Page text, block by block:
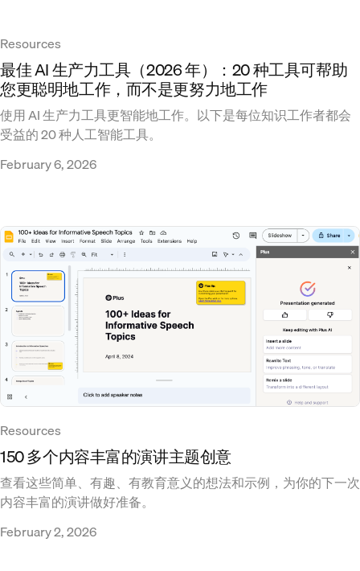
Resources
最佳 AI 生产力工具（2026 年）：20 种工具可帮助
您更聪明地工作，而不是更努力地工作
使用 AI 生产力工具更智能地工作。以下是每位知识工作者都会
受益的 20 种人工智能工具。
February 6, 2026
Resources
150 多个内容丰富的演讲主题创意
查看这些简单、有趣、有教育意义的想法和示例，为你的下一次
内容丰富的演讲做好准备。
February 2, 2026